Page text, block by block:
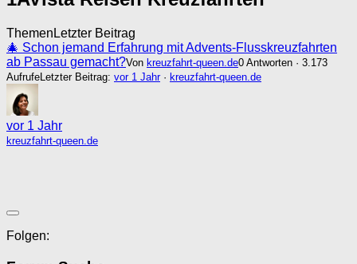
Themen Letzter Beitrag
🎄 Schon jemand Erfahrung mit Advents-Flusskreuzfahrten
ab Passau gemacht?Von kreuzfahrt-queen.de0 Antworten · 3.173
AufrufeLetzter Beitrag: vor 1 Jahr· kreuzfahrt-queen.de
vor 1 Jahr
kreuzfahrt-queen.de
Folgen: